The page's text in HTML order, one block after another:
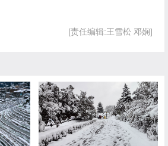
[责任编辑:王雪松 邓娴]